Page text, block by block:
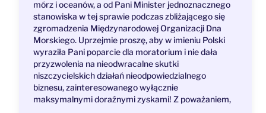
mórz i oceanów, a od Pani Minister jednoznacznego
stanowiska w tej sprawie podczas zbliżającego się
zgromadzenia Międzynarodowej Organizacji Dna
Morskiego. Uprzejmie proszę, aby w imieniu Polski
wyraziła Pani poparcie dla moratorium i nie dała
przyzwolenia na nieodwracalne skutki
niszczycielskich działań nieodpowiedzialnego
biznesu, zainteresowanego wyłącznie
maksymalnymi doraźnymi zyskami! Z poważaniem,